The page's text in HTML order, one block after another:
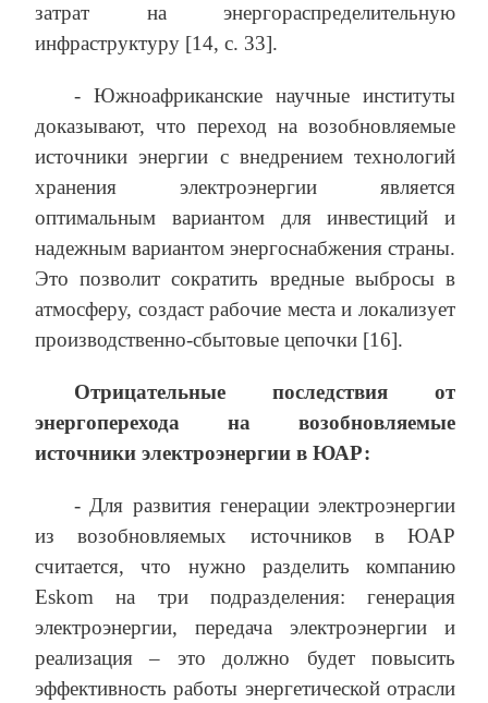
затрат на энергораспределительную
инфраструктуру [14, с. 33].
- Южноафриканские научные институты
доказывают, что переход на возобновляемые
источники энергии с внедрением технологий
хранения электроэнергии является
оптимальным вариантом для инвестиций и
надежным вариантом энергоснабжения страны.
Это позволит сократить вредные выбросы в
атмосферу, создаст рабочие места и локализует
производственно-сбытовые цепочки [16].
Отрицательные последствия от
энергоперехода на возобновляемые
источники электроэнергии в ЮАР:
- Для развития генерации электроэнергии
из возобновляемых источников в ЮАР
считается, что нужно разделить компанию
Eskom на три подразделения: генерация
электроэнергии, передача электроэнергии и
реализация – это должно будет повысить
эффективность работы энергетической отрасли